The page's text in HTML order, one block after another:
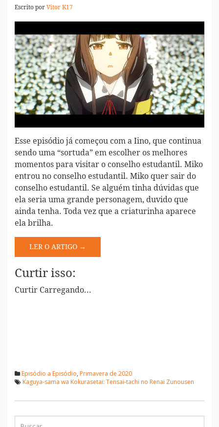
Escrito porVitor K17
Esse episódio já começou com a Iino, que continua
sendo uma “sortuda” em escolher os melhores
momentos para visitar o conselho estudantil. Miko
entrou no conselho estudantil. Miko quer sair do
conselho estudantil. Se alguém tinha dúvidas que
ela seria uma grande personagem, duvido que
ainda tenha. Toda vez que a criaturinha aparece
ela brilha.
LER O ARTIGO →
Curtir isso:
Curtir Carregando...
Episódio a Episódio, Primavera de 2020
Kaguya-sama wa Kokurasetai: Tensai-tachi no Renai Zunousen